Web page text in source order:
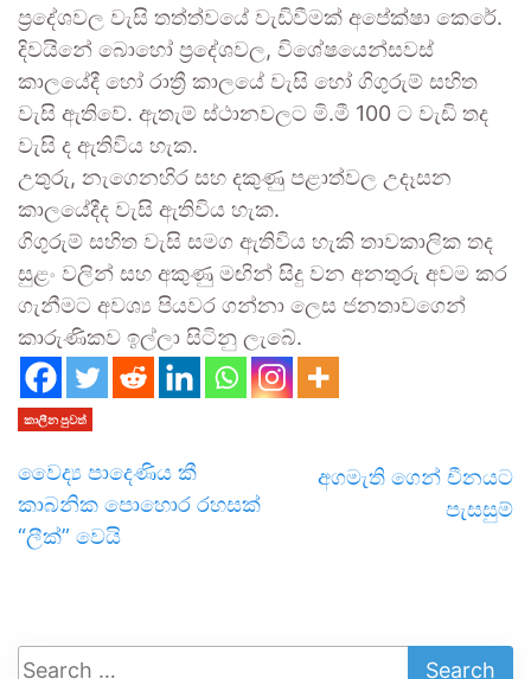
ප්‍රදේශවල වැසි තත්ත්වයේ වැඩිවීමක් අපේක්ෂා කෙරේ.
දිවයිනේ බොහෝ ප්‍රදේශවල, විශේෂයෙන්සවස්
කාලයේදී හෝ රාත්‍රී කාලයේ වැසි හෝ ගිගුරුම් සහිත
වැසි ඇතිවේ. ඇතැම් ස්ථානවලට මි.මී 100 ට වැඩි තද
වැසි ද ඇතිවිය හැක.
උතුරු, නැගෙනහිර සහ දකුණු පළාත්වල උදෑසන
කාලයේදීද වැසි ඇතිවිය හැක.
ගිගුරුම් සහිත වැසි සමග ඇතිවිය හැකි තාවකාලික තද
සුළං වලින් සහ අකුණු මඟින් සිදු වන අනතුරු අවම කර
ගැනීමට අවශ්‍ය පියවර ගන්නා ලෙස ජනතාවගෙන්
කාරුණිකව ඉල්ලා සිටිනු ලැබේ.
කාලීන පුවත්
වෛද්‍ය පාදෙණි‍ය කී
කාබනික පොහොර රහසක්
“ලීක්” වෙයි
අගමැති ගෙන් චීනයට
පැසසුම්